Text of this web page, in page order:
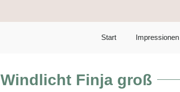
Start Impressionen
Windlicht Finja groß